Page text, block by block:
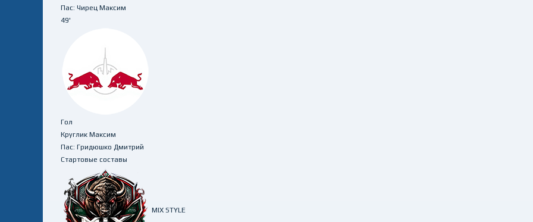
Пас: Чирец Максим
49'
Гол
Круглик Максим
Пас: Гридюшко Дмитрий
Стартовые составы
MIX STYLE